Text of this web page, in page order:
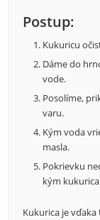
Postup:
Kukuricu
Dáme do
vode.
Posolíme,
varu.
Kým voda
masla.
Pokrievku
kým
Kukurica je